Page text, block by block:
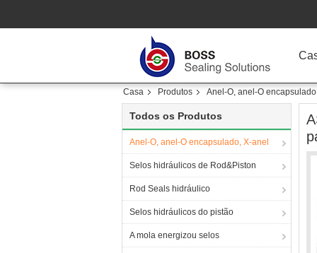
Casa Produtos Anel-O, anel-O
Todos os Produtos
Anel-O, anel-O encapsulado, X-anel
Selos hidráulicos de Rod&Piston
Rod Seals hidráulico
Selos hidráulicos do pistão
A mola energizou selos